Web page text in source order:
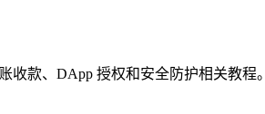
收款、DApp 授权和安全防护相关教程。